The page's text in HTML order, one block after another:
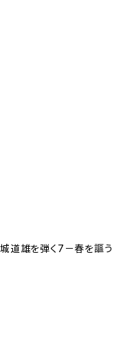
道雄を弾く7－春を謳う